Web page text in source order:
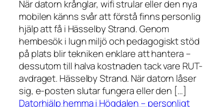
När datorn krånglar, wifi strular eller den nya
mobilen känns svår att förstå finns personlig
hjälp att få i Hässelby Strand. Genom
hembesök i lugn miljö och pedagogiskt stöd
på plats blir tekniken enklare att hantera –
dessutom till halva kostnaden tack vare RUT-
avdraget. Hässelby Strand. När datorn låser
sig, e-posten slutar fungera eller den […]
Datorhjälp hemma i Högdalen – personligt